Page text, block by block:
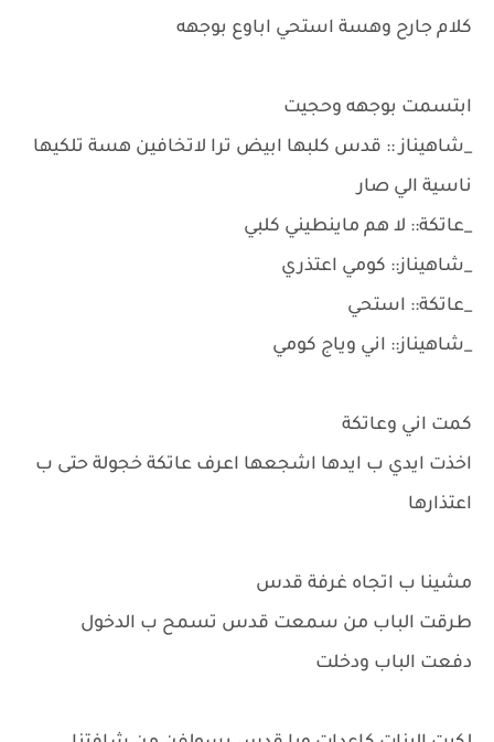
كلام جارح وهسة استحي اباوع بوجهه
ابتسمت بوجهه وحجيت
_شاهيناز :: قدس كلبها ابيض ترا لاتخافين هسة تلكيها
ناسية الي صار
_عاتكة:: لا هم ماينطيني كلبي
_شاهيناز:: كومي اعتذري
_عاتكة:: استحي
_شاهيناز:: اني وياج كومي
كمت اني وعاتكة
اخذت ايدي ب ايدها اشجعها اعرف عاتكة خجولة حتى ب
اعتذارها
مشينا ب اتجاه غرفة قدس
طرقت الباب من سمعت قدس تسمح ب الدخول
دفعت الباب ودخلت